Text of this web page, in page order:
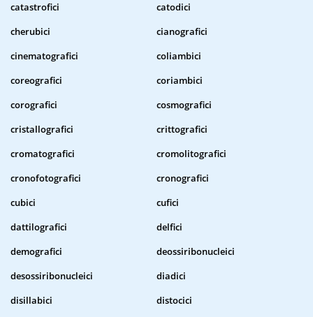
catastrofici
catodici
cherubici
cianografici
cinematografici
coliambici
coreografici
coriambici
corografici
cosmografici
cristallografici
crittografici
cromatografici
cromolitografici
cronofotografici
cronografici
cubici
cufici
dattilografici
delfici
demografici
deossiribonucleici
desossiribonucleici
diadici
disillabici
distocici